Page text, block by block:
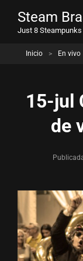
Steam
Just 8
Inicio > En vivo
15-jul
de